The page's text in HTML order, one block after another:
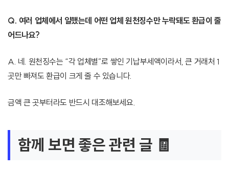
Q. 여러 업체에서 일했는데 어떤 업체 원천징수만 누락돼도 환급이 줄
어드나요?
A. 네. 원천징수는 “각 업체별”로 쌓인 기납부세액이라서, 큰 거래처 1
곳만 빠져도 환급이 크게 줄 수 있습니다.
금액 큰 곳부터라도 반드시 대조해보세요.
함께 보면 좋은 관련 글 🧾